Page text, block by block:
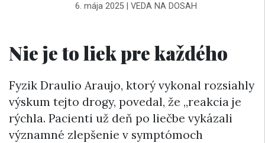
6. mája 2025| VEDA NA DOSAH
Nie je to liek pre každého
Fyzik Draulio Araujo, ktorý vykonal rozsiahly
výskum tejto drogy, povedal, že „reakcia je
rýchla. Pacienti už deň po liečbe vykázali
významné zlepšenie v symptómoch